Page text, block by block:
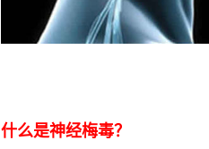
什么是神经梅毒？